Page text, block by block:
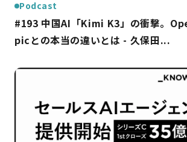
Podcast
#193 中国AI「Kimi K3」の衝撃。
picとの本当の違いとは - 久保田...